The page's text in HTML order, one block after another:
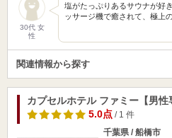
30代 女
性
塩がたっぷりあるサウナが好
ッサージ機で癒されて、極上
関連情報から探す
カプセルホテル ファミー【男性
5.0点/ 1 件
千葉県 / 船橋市